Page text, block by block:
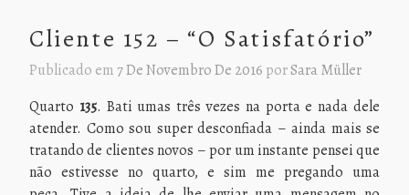
Cliente 152 – “O Satisfatório”
Publicado em 7 De Novembro De 2016 porSara Müller
Quarto 135. Bati umas três vezes na porta e nada dele
atender. Como sou super desconfiada – ainda mais se
tratando de clientes novos – por um instante pensei que
não estivesse no quarto, e sim me pregando uma